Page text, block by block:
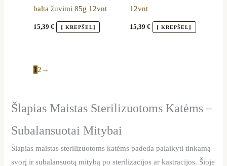
balta žuvimi 85g 12vnt
15,39€ Į KREPŠELĮ
12vnt
15,39 € Į KREPŠELĮ
1 2 →
Šlapias Maistas Sterilizuotoms Katėms –
Subalansuotai Mitybai
Šlapias maistas sterilizuotoms katėms padeda palaikyti tinkamą
svorį ir subalansuotą mitybą po sterilizacijos ar kastracijos. Šioje